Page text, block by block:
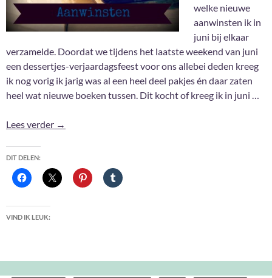
welke nieuwe
aanwinsten ik in
juni bij elkaar
verzamelde. Doordat we tijdens het laatste weekend van juni
een dessertjes-verjaardagsfeest voor ons allebei deden kreeg
ik nog vorig ik jarig was al een heel deel pakjes én daar zaten
heel wat nieuwe boeken tussen. Dit kocht of kreeg ik in juni …
Lees verder Aanwinsten Juni 2025
→
DIT DELEN:
VIND IK LEUK: